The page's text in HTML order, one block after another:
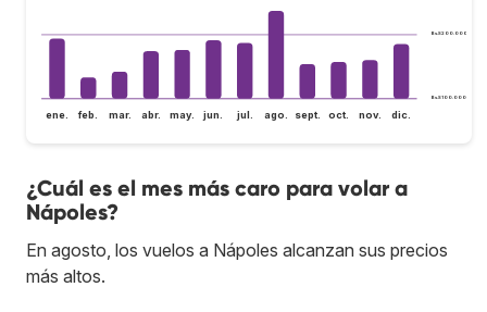
Bs.S100.000
Bs.S200.000
ene. feb. mar. abr. may. jun. jul. ago. sept. oct. nov. dic.
¿Cuál es el mes más caro para volar a
Nápoles?
En agosto, los vuelos a Nápoles alcanzan sus precios
más altos.